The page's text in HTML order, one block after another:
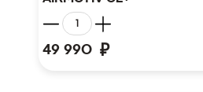
49 990 ₽